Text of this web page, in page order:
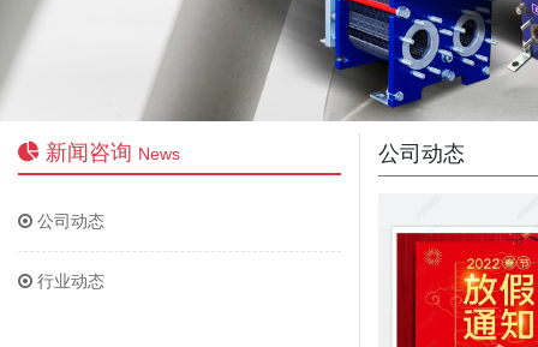
新闻咨询 News
公司动态
行业动态
公司动态